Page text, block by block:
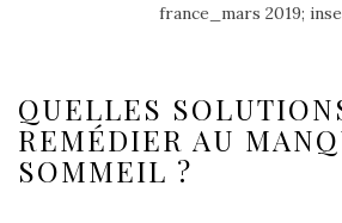
france_mars 2019;
QUELLES
REMÉDIER AU
SOMMEIL ?